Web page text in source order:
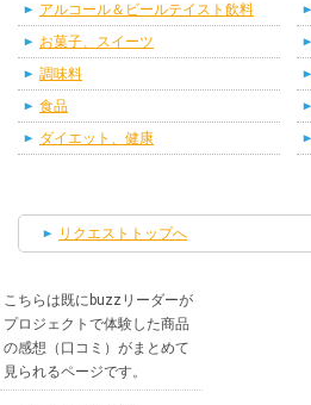
アルコール＆ビールテイスト飲料
お菓子、スイーツ
調味料
食品
ダイエット、健康
リクエストトップへ
こちらは既にbuzzリーダーが
プロジェクトで体験した商品
の感想（口コミ）がまとめて
見られるページです。